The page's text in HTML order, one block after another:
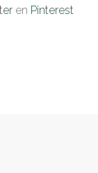
en Pinterest